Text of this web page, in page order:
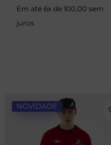
Em até 6x de 100,00 sem
juros
NOVIDADE